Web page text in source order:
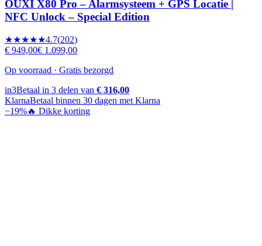
OUXI X80 Pro – Alarmsysteem + GPS Locatie |
NFC Unlock – Special Edition
★★★★★4.7(202)
€ 949,00€ 1.099,00
Op voorraad · Gratis bezorgd
in3Betaal in 3 delen van € 316,00
KlarnaBetaal binnen 30 dagen met Klarna
−19%🔥 Dikke korting